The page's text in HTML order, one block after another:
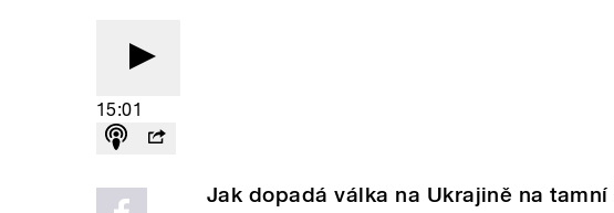
15:01
Jak dopadá válka na Ukrajině na